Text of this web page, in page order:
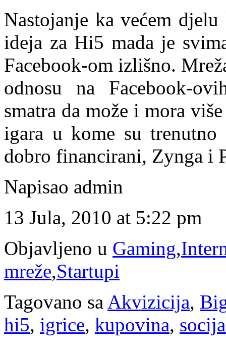
Nastojanje ka većem
ideja za Hi5 mada je
Facebook-om izlišno.
odnosu na Facebook-
smatra da može i mora
igara u kome su
dobro financirani, Zynga i
Napisao admin
13 Jula, 2010 at 5:22 pm
Objavljeno u Gaming,
mreže,Startupi
Tagovano sa Akvizicija,
hi5, igrice, kupovina,